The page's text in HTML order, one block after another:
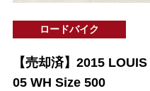
ロードバイク
【売却済】2015
05 WH Size 500